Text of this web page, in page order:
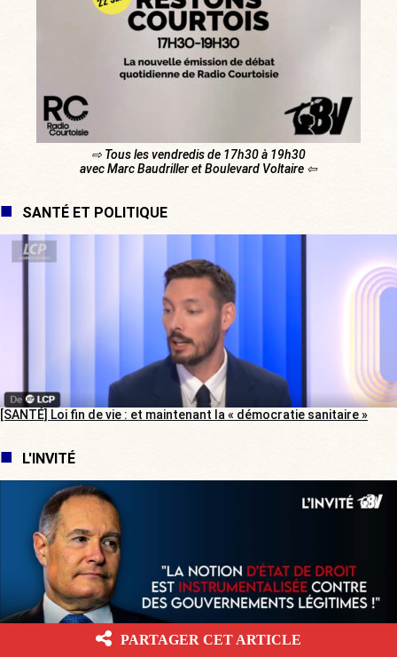
⇨ Tous les vendredis de 17h30 à 19h30
avec Marc Baudriller et Boulevard Voltaire ⇦
SANTÉ ET POLITIQUE
[SANTÉ] Loi fin de vie : et maintenant la « démocratie sanitaire »
L'INVITÉ
PARTAGER CET ARTICLE